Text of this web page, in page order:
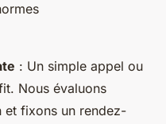
: Un simple appel ou
Nous évaluons
et fixons un rendez-